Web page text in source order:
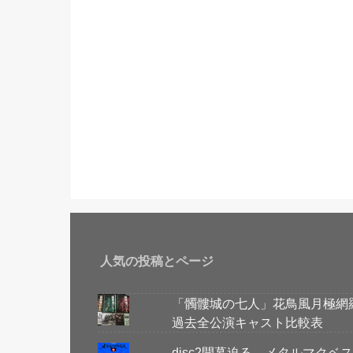
人気の投稿とページ
「髑髏城の七人」花鳥風月極網
過去全公演キャスト比較表